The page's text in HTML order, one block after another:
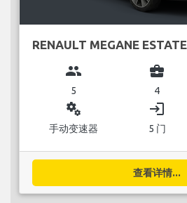
RENAULT MEGANE ESTATE
group
5
business_center
4
miscellaneous_services
手动变速器
login
5 门
查看详情...